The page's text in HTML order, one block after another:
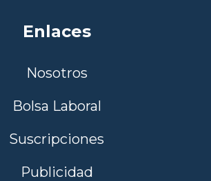
Enlaces
Nosotros
Bolsa Laboral
Suscripciones
Publicidad